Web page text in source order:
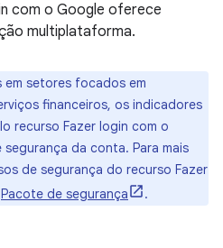
com o Google oferece
multiplataforma.
em setores focados em
financeiros, os indicadores
recurso Fazer login com o
da conta. Para mais
de segurança do recurso Fazer
Pacote de segurança .